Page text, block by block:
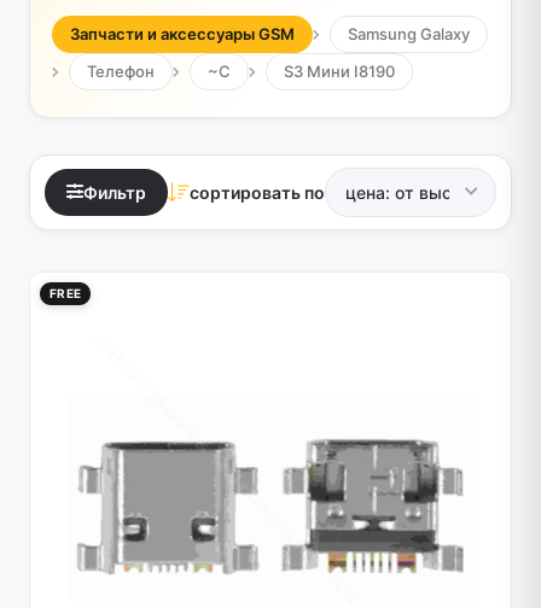
Запчасти и аксессуары GSM
Samsung Galaxy
Телефон
~С S3 Мини I8190
Фильтр сортировать по
FREE